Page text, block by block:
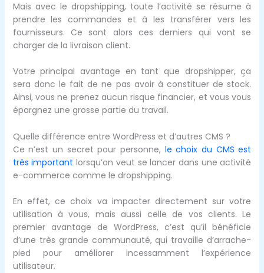
Mais avec le dropshipping, toute l’activité se résume à
prendre les commandes et à les transférer vers les
fournisseurs. Ce sont alors ces derniers qui vont se
charger de la livraison client.
Votre principal avantage en tant que dropshipper, ça
sera donc le fait de ne pas avoir à constituer de stock.
Ainsi, vous ne prenez aucun risque financier, et vous vous
épargnez une grosse partie du travail.
Quelle différence entre WordPress et d’autres CMS ?
Ce n’est un secret pour personne, le choix du CMS est
très important lorsqu’on veut se lancer dans une activité
e-commerce comme le dropshipping.
En effet, ce choix va impacter directement sur votre
utilisation à vous, mais aussi celle de vos clients. Le
premier avantage de WordPress, c’est qu’il bénéficie
d’une très grande communauté, qui travaille d’arrache-
pied pour améliorer incessamment l’expérience
utilisateur.